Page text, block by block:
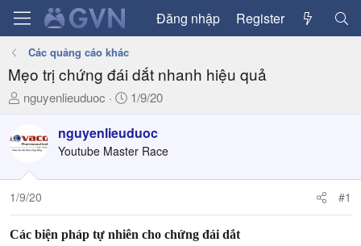
Đăng nhập Register
Các quảng cáo khác
Mẹo trị chứng đái dắt nhanh hiệu quả
T
e
d
s
t
a
nguyenlieuduoc
N
à
y
ử
1/9/20
nguyenlieuduoc
Youtube Master Race
1/9/20 #1
Các biện pháp tự nhiên cho chứng đái dắt